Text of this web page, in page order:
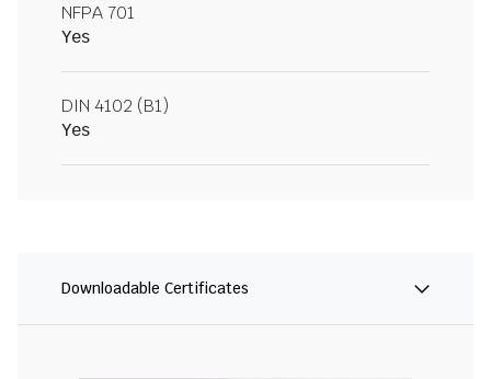
NFPA 701
Yes
DIN 4102 (B1)
Yes
Downloadable Certificates